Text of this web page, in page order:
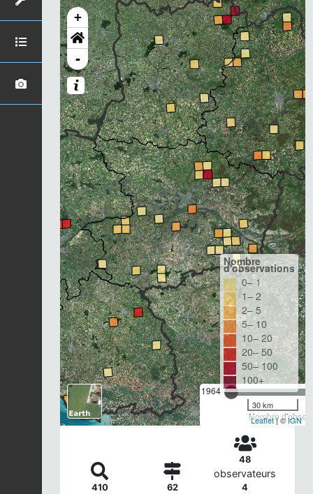
+
-
1964
Nombre
Nombre
d'observations
0– 1
1– 2
2– 5
5– 10
10– 20
20– 50
50– 100
100+
30 km
Leaflet| ©IGN
410 62
48
observateurs
4